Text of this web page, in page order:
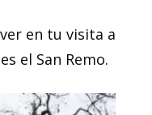
en tu visita a
el San Remo.